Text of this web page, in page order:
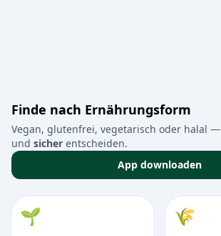
Finde nach Ernährungsform
Vegan, glutenfrei, vegetarisch oder halal —
und sicher entscheiden.
App downloaden
🌱 🌾